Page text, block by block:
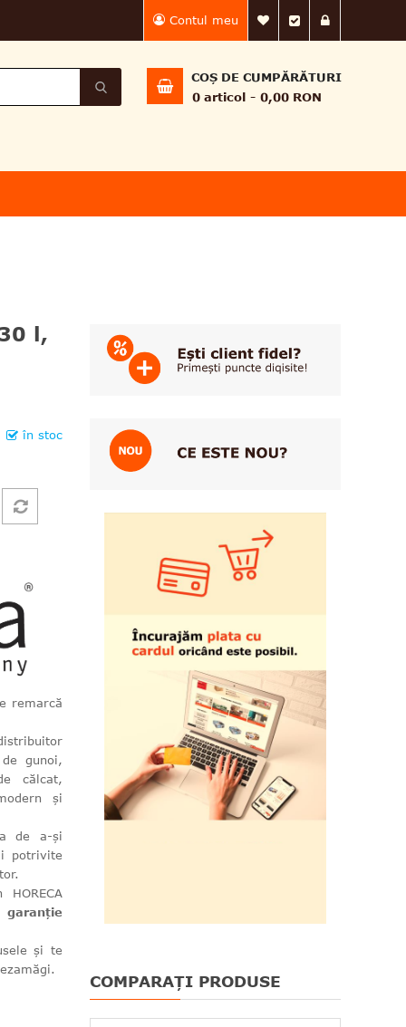
Contul meu Lista Mea de
Finalizează
COȘ DE CUMPĂRĂTURI
0 articol 0,00 RON
l,
în stoc
remarcă
gunoi,
călcat,
și
de a-și
potrivite
garanție
și te
COMPARAȚI PRODUSE